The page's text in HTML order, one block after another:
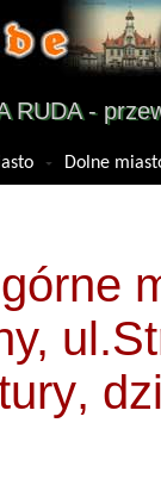
RUDA -
Dolne
,